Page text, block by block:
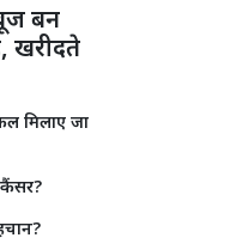
बन
खरीदते
मिलाए जा